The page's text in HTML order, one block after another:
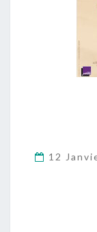
12